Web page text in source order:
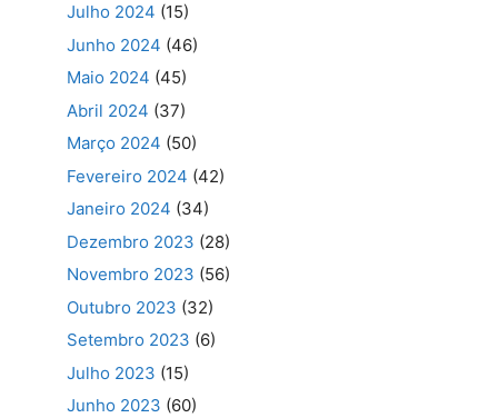
Julho 2024 (15)
Junho 2024 (46)
Maio 2024 (45)
Abril 2024 (37)
Março 2024 (50)
Fevereiro 2024 (42)
Janeiro 2024 (34)
Dezembro 2023 (28)
Novembro 2023 (56)
Outubro 2023 (32)
Setembro 2023 (6)
Julho 2023 (15)
Junho 2023 (60)